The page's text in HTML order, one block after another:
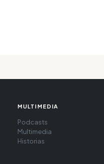
MULTIMEDIA
Podcasts
Multimedia
Historias